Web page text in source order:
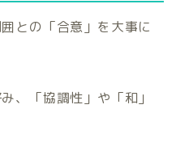
との「合意」を大事に
、「協調性」や「和」